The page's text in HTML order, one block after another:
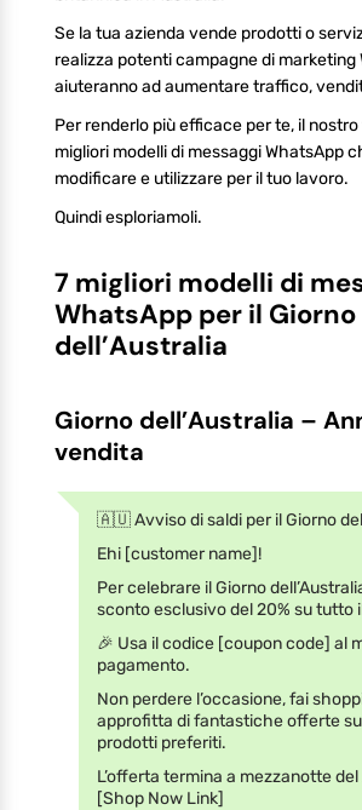
Se la tua azienda vende prodotti o
realizza potenti campagne di marketing
aiuteranno ad aumentare traffico,
Per renderlo più efficace per te, il
migliori modelli di messaggi WhatsApp
modificare e utilizzare per il tuo lavoro.
Quindi esploriamoli.
7 migliori modelli di
WhatsApp per il Giorno
dell’Australia
Giorno dell’Australia –
vendita
🇦🇺 Avviso di saldi per il Giorno
Ehi [customer name]!
Per celebrare il Giorno
sconto esclusivo del 20% su tutto
🎉 Usa il codice [coupon code] al
pagamento.
Non perdere l’occasione, fai
approfitta di fantastiche offerte
prodotti preferiti.
L’offerta termina a mezzanotte
[Shop Now Link]